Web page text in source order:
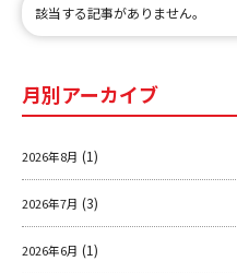
ニュース
アナウンサー
Announcer
Present
該当する記事がありません。
月別アーカイブ
2026年8月 (1)
2026年7月 (3)
2026年6月 (1)